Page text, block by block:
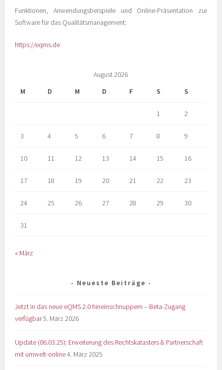
Funktionen, Anwendungsbeispiele und Online-Präsentation zur
Software für das Qualitätsmanagement:
https://eqms.de
August 2026
M
D M D F S S
1 2
3 4 5 6 7 8 9
10 11 12 13 14 15 16
17 18 19 20 21 22 23
24 25 26 27 28 29 30
31
« März
Neueste Beiträge
Jetzt in das neue eQMS 2.0 hineinschnuppern – Beta-Zugang
verfügbar5. März 2026
Update (06.03.25): Erweiterung des Rechtskatasters & Partnerschaft
mit umwelt-online4. März 2025